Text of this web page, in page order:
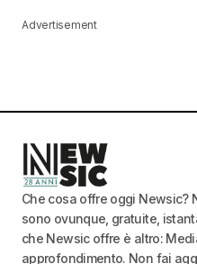
Advertisement
Che cosa offre oggi Newsic?
sono ovunque, gratuite,
che Newsic offre è altro:
approfondimento. Non fai